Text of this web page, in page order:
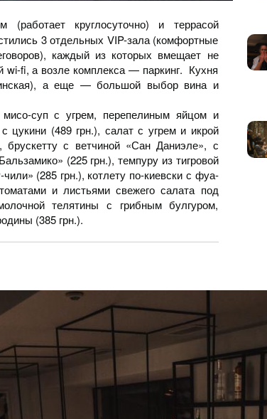
(работает круглосуточно) и террасой
3 отдельных VIP-зала (комфортные
каждый из которых вмещает не
wi-fi, а возле комплекса — паркинг. Кухня
а еще — большой выбор вина и
суп с угрем, перепелиным яйцом и
цукини (489 грн.), салат с угрем и икрой
с ветчиной «Сан Даниэле», с
(225 грн.), темпуру из тигровой
(285 грн.), котлету по-киевски с фуа-
и листьями свежего салата под
телятины с грибным булгуром,
(385 грн.).